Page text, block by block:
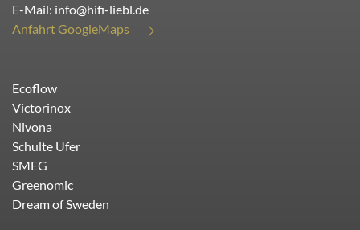
E-Mail: info@hifi-liebl.de
Anfahrt GoogleMaps
Ecoflow
Victorinox
Nivona
Schulte Ufer
SMEG
Greenomic
Dream of Sweden